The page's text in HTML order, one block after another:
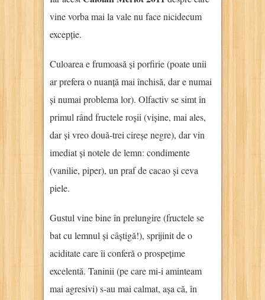
vine vorba mai la vale nu face nicidecum
excepție.
Culoarea e frumoasă și porfirie (poate unii
ar prefera o nuanță mai închisă, dar e numai
și numai problema lor). Olfactiv se simt în
primul rând fructele roșii (vișine, mai ales,
dar și vreo două-trei cireșe negre), dar vin
imediat și notele de lemn: condimente
(vanilie, piper), un praf de cacao și ceva
piele.
Gustul vine bine în prelungire (fructele se
bat cu lemnul și câștigă!), sprijinit de o
aciditate care îi conferă o prospețime
excelentă. Taninii (pe care mi-i aminteam
mai agresivi) s-au mai calmat, așa că, în